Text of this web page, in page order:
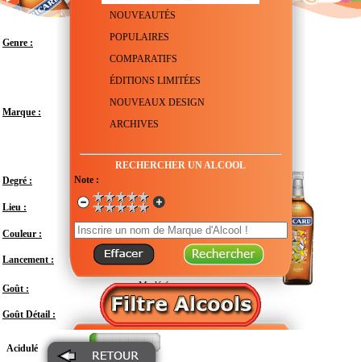
NOUVEAUTÉS
POPULAIRES
COMPARATIFS
ÉDITIONS LIMITÉES
NOUVEAUX DESIGN
ARCHIVES
RECHERCHER UN ALCOOL
Note :
Genre : Anisette
Marque :
Degré :
Lieu :
France - Provence-Alpes-Côte d'Azur -
Marseille
Couleur :
Lancement : Juin 2014
Goût : Modéré
Goût Détail :
Acidulé